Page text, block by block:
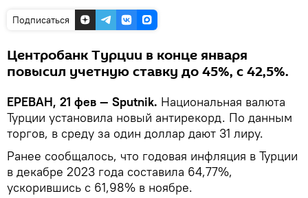
Подписаться
Центробанк Турции в конце января
повысил учетную ставку до 45%, с 42,5%.
ЕРЕВАН, 21 фев — Sputnik. Национальная валюта
Турции установила новый антирекорд. По данным
торгов, в среду за один доллар дают 31 лиру.
Ранее сообщалось, что годовая инфляция в Турции
в декабре 2023 года составила 64,77%,
ускорившись с 61,98% в ноябре.